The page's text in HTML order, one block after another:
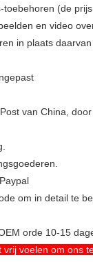
(de
en video
in plaats daarvan
van China,
om in detail te
orde 10-15
voelen om ons